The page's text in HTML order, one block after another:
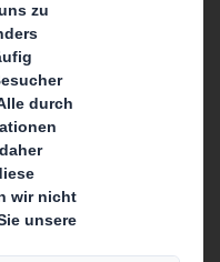
Paper
+ DS Smith